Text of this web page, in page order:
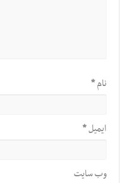
نام*
ایمیل*
وب‌ سایت